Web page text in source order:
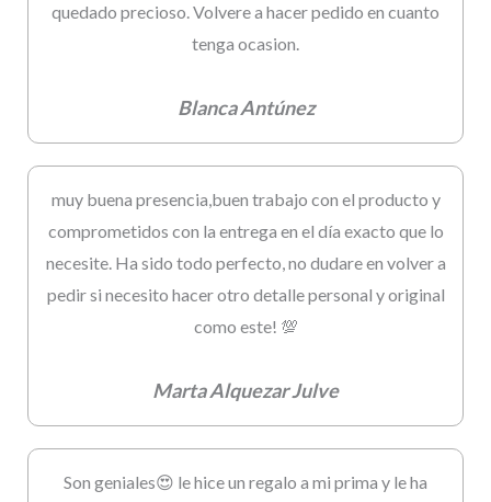
quedado precioso. Volvere a hacer pedido en cuanto
tenga ocasion.
Blanca Antúnez
muy buena presencia,buen trabajo con el producto y
comprometidos con la entrega en el día exacto que lo
necesite. Ha sido todo perfecto, no dudare en volver a
pedir si necesito hacer otro detalle personal y original
como este! 💯
Marta Alquezar Julve
Son geniales😍 le hice un regalo a mi prima y le ha